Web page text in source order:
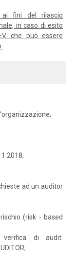
ai fini del rilascio
in caso di esito
che può essere
ad un auditor
(risk - based
di audit: